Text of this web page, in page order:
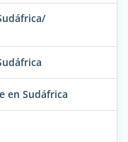
en Sudáfrica